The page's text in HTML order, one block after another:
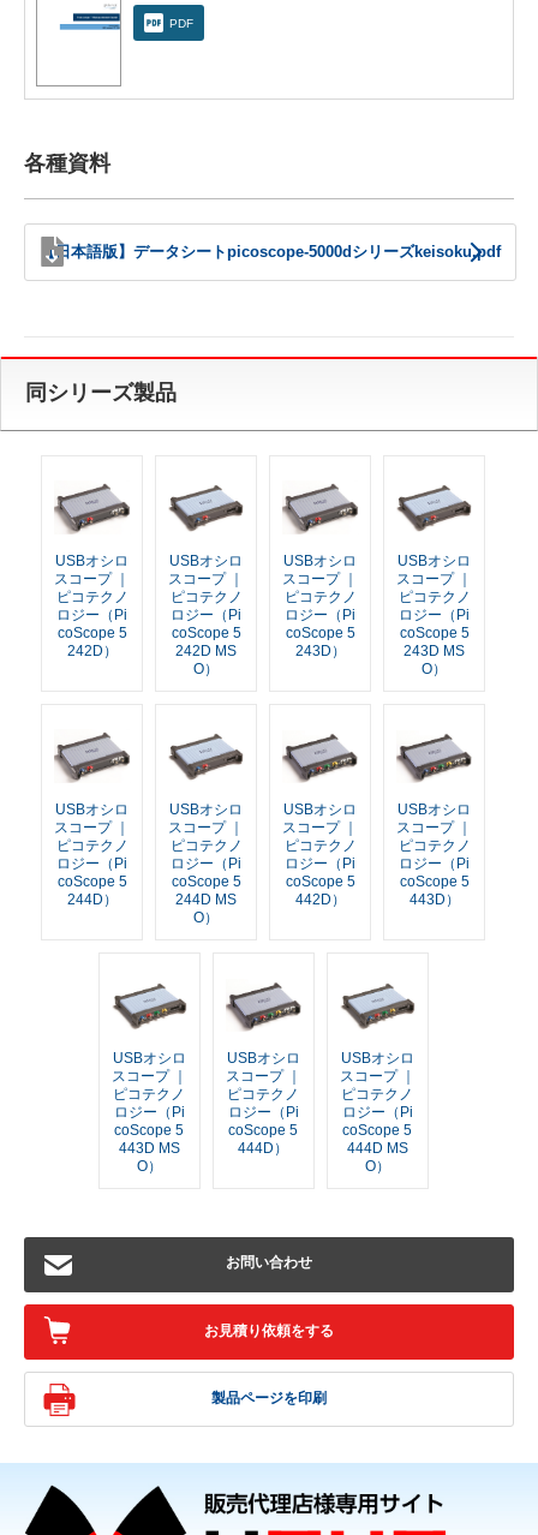
PDF
各種資料
【日本語版】データシートpicoscope-5000dシリーズkeisoku.pdf
同シリーズ製品
USBオシロ
スコープ ｜
ピコテクノ
ロジー（Pi
coScope 5
242D）
USBオシロ
スコープ ｜
ピコテクノ
ロジー（Pi
coScope 5
242D MS
O）
USBオシロ
スコープ ｜
ピコテクノ
ロジー（Pi
coScope 5
243D）
USBオシロ
スコープ ｜
ピコテクノ
ロジー（Pi
coScope 5
243D MS
O）
USBオシロ
スコープ ｜
ピコテクノ
ロジー（Pi
coScope 5
244D）
USBオシロ
スコープ ｜
ピコテクノ
ロジー（Pi
coScope 5
244D MS
O）
USBオシロ
スコープ ｜
ピコテクノ
ロジー（Pi
coScope 5
442D）
USBオシロ
スコープ ｜
ピコテクノ
ロジー（Pi
coScope 5
443D）
USBオシロ
スコープ ｜
ピコテクノ
ロジー（Pi
coScope 5
443D MS
O）
USBオシロ
スコープ ｜
ピコテクノ
ロジー（Pi
coScope 5
444D）
USBオシロ
スコープ ｜
ピコテクノ
ロジー（Pi
coScope 5
444D MS
O）
お問い合わせ
お見積り依頼をする
製品ページを印刷